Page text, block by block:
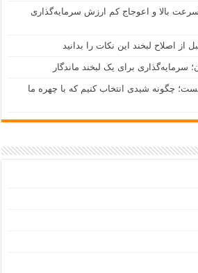
بالا و اعوجاج کم ارزش سرمایه‌گذاری
از اصلاح لبخند این نکات را بدانید
سرمایه‌گذاری برای یک لبخند ماندگار
چگونه شیدی انتخاب کنیم که با چهره ما